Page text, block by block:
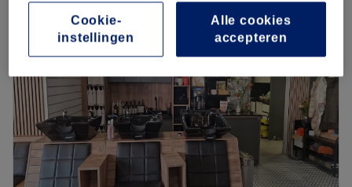
Woensdag
09:00–21:00
Donderdag
09:00–21:00
Zaterdag
09:00–
18:00
Zondag
09:00– 21:00
Barbershop Hardi is een gerenommeerde kapper
gevestigd in het hart van Amsterdam. Deze salon staat
bekend om zijn toewijding aan klanttevredenheid en
Alle cookies
accepteren
Cookie-
instellingen